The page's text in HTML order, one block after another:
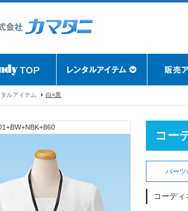
ルアイテム 白×黒
コー
パー
コーディ